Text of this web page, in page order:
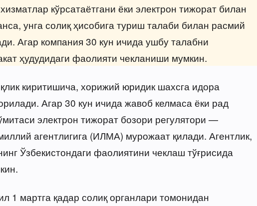
кўрсатаётгани ёки электрон тижорат билан
унга солиқ ҳисобига туриш талаби билан расмий
Агар компания 30 кун ичида ушбу талабни
ҳудудидаги фаолияти чекланиши мумкин.
киритишича, хорижий юридик шахсга идора
Агар 30 кун ичида жавоб келмаса ёки рад
электрон тижорат бозори регулятори —
агентлигига (ИЛМА) мурожаат қилади. Агентлик,
Ўзбекистондаги фаолиятини чеклаш тўғрисида
1 мартга қадар солиқ органлари томонидан